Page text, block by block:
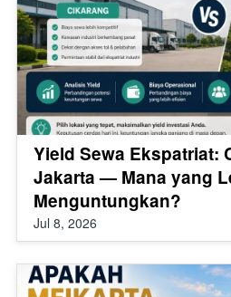
Yield Sewa Ekspatriat:
Jakarta — Mana yang
Menguntungkan?
Jul 8, 2026